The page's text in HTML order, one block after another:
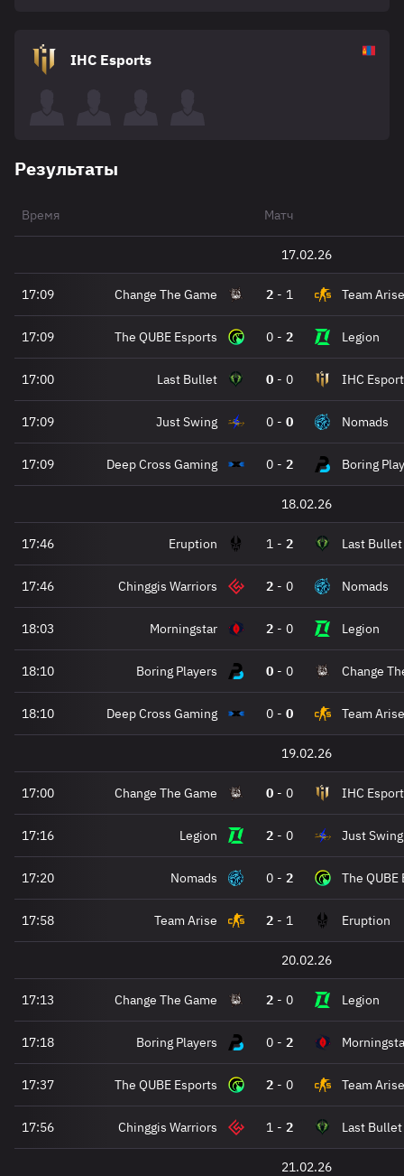
IHC Esports
Результаты
Время Матч
17.02.26
17:09 Change The Game 2 - 1 Team Arise
17:09 The QUBE Esports 0 - 2 Legion
17:00 Last Bullet 0 - 0 IHC
17:09 Just Swing 0 - 0 Nomads
17:09 Deep Cross Gaming 0 - 2 Boring
18.02.26
17:46 Eruption 1 - 2 Last Bullet
17:46 Chinggis Warriors 2 - 0 Nomads
18:03 Morningstar 2 - 0 Legion
18:10 Boring Players 0 - 0 Change
18:10 Deep Cross Gaming 0 - 0 Team Arise
19.02.26
17:00 Change The Game 0 - 0 IHC
17:16 Legion 2 - 0 Just Swing
17:20 Nomads 0 - 2 The QUBE
17:58 Team Arise 2 - 1 Eruption
20.02.26
17:13 Change The Game 2 - 0 Legion
17:18 Boring Players 0 - 2
17:37 The QUBE Esports 2 - 0 Team Arise
17:56 Chinggis Warriors 1 - 2 Last Bullet
21.02.26